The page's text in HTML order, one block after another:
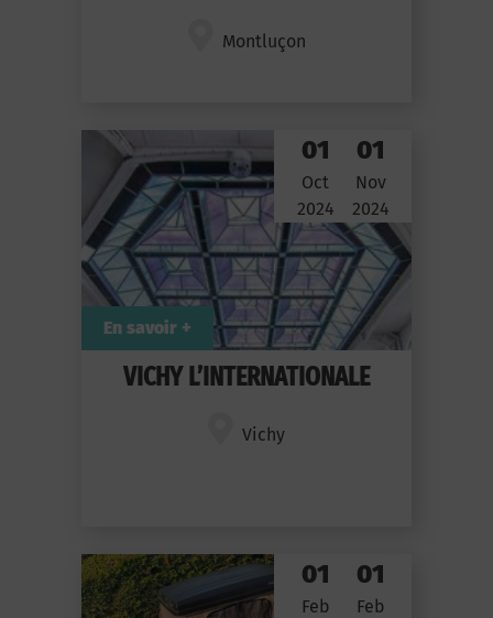
Montluçon
VICHY L’INTERNATIONALE
Vichy
01
Oct
2024
01
Nov
2024
En savoir +
01
Feb
01
Feb